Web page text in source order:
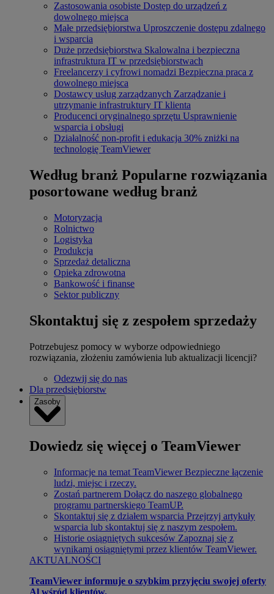
Zastosowania osobiste Dostęp do urządzeń z
dowolnego miejsca
Małe przedsiębiorstwa Uproszczenie dostępu zdalnego
i wsparcia
Duże przedsiębiorstwa Skalowalna i bezpieczna
infrastruktura IT w przedsiębiorstwach
Freelancerzy i cyfrowi nomadzi Bezpieczna praca z
dowolnego miejsca
Dostawcy usług zarządzanych Zarządzanie i
utrzymanie infrastruktury IT klienta
Producenci oryginalnego sprzętu Usprawnienie
wsparcia i obsługi
Działalność non-profit i edukacja 30% zniżki na
technologię TeamViewer
Według branż Popularne rozwiązania
posortowane według branż
Motoryzacja
Rolnictwo
Logistyka
Produkcja
Sprzedaż detaliczna
Opieka zdrowotna
Bankowość i finanse
Sektor publiczny
Skontaktuj się z zespołem sprzedaży
Potrzebujesz pomocy w wyborze odpowiedniego
rozwiązania, złożeniu zamówienia lub aktualizacji licencji?
Odezwij się do nas
Dla przedsiębiorstw
Zasoby
Dowiedz się więcej o TeamViewer
Informacje na temat TeamViewer Bezpieczne łączenie
ludzi, miejsc i rzeczy.
Zostań partnerem Dołącz do naszego globalnego
programu partnerskiego TeamUP.
Skontaktuj się z działem wsparcia Przejrzyj artykuły
wsparcia lub skontaktuj się z naszym zespołem.
Historie osiągniętych sukcesów Zapoznaj się z
wynikami osiągniętymi przez klientów TeamViewer.
AKTUALNOŚCI
TeamViewer informuje o szybkim przyjęciu swojej oferty
Al wśród klientów.